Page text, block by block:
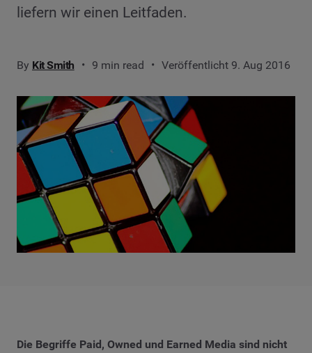
liefern wir einen Leitfaden.
By Kit Smith 9 min read Veröffentlicht 9. Aug 2016
Die Begriffe Paid, Owned und Earned Media sind nicht